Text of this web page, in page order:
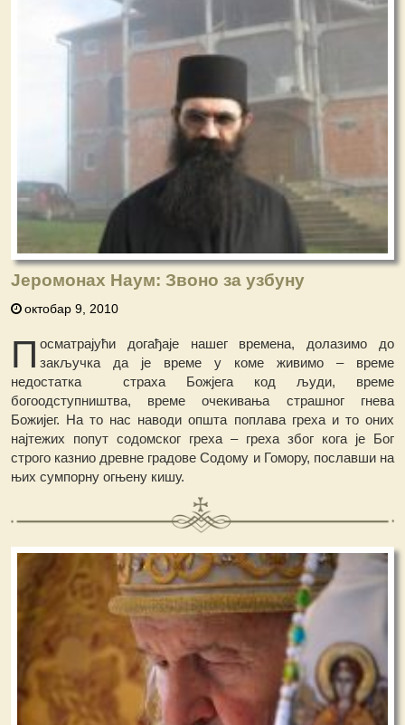
Јеромонах Наум: Звоно за узбуну
октобар 9, 2010
П осматрајући догађаје нашег времена, долазимо до
закључка да је време у коме живимо – време
недостатка страха Божјега код људи, време
богоодступништва, време очекивања страшног гнева
Божијег. На то нас наводи општа поплава греха и то оних
најтежих попут содомског греха – греха због кога је Бог
строго казнио древне градове Содому и Гомору, пославши на
њих сумпорну огњену кишу.